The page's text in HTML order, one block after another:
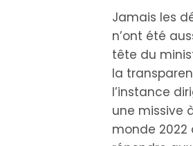
Jamais les
n’ont été
tête du
la
l’instance
une missive
monde 2022